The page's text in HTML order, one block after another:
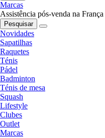
Marcas
Assistência pós-venda na França
Pesquisar
Novidades
Sapatilhas
Raquetes
Ténis
Pádel
Badminton
Ténis de mesa
Squash
Lifestyle
Clubes
Outlet
Marcas